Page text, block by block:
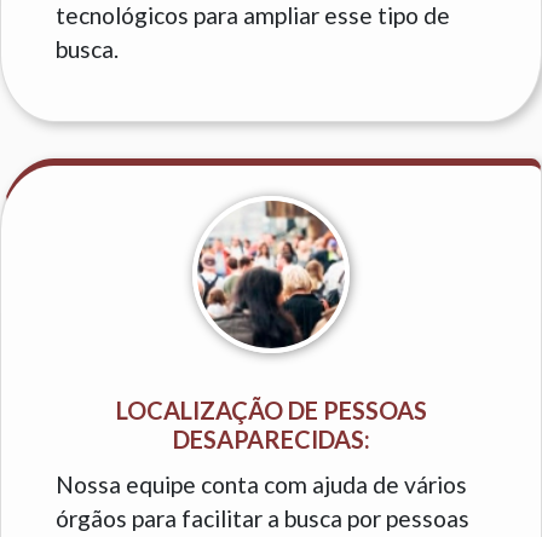
tecnológicos para ampliar esse tipo de
busca.
LOCALIZAÇÃO DE PESSOAS
DESAPARECIDAS:
Nossa equipe conta com ajuda de vários
órgãos para facilitar a busca por pessoas